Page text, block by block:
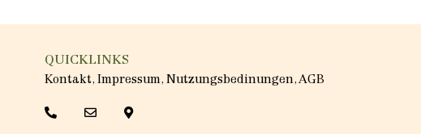
QUICKLINKS
Kontakt,Impressum,Nutzungsbedinungen,AGB